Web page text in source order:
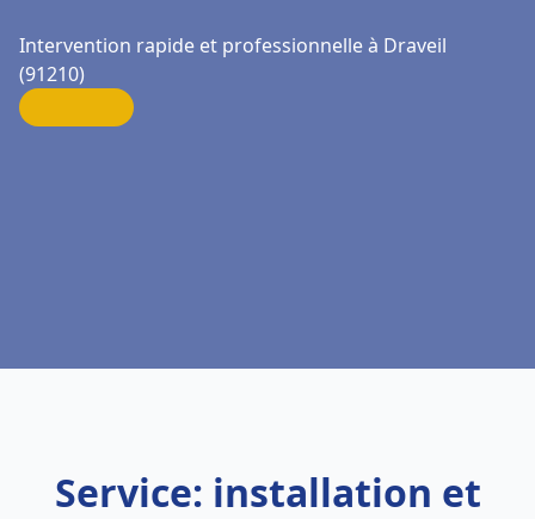
Intervention rapide et professionnelle à Draveil
(91210)
Service: installation et